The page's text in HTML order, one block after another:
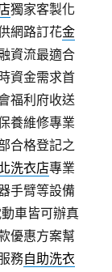
獨家客製化
網路訂花金
資流最適合
資金需求首
福利府收送
養維修專業
合格登記之
洗衣店專業
手臂等設備
車皆可辦真
優惠方案幫
務自助洗衣